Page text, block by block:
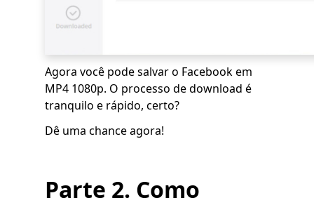
Agora você pode salvar o Facebook em
MP4 1080p. O processo de download é
tranquilo e rápido, certo?
Dê uma chance agora!
Parte 2. Como